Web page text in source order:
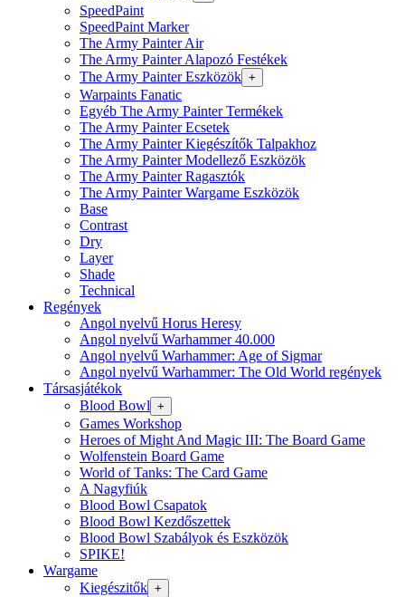
SpeedPaint
SpeedPaint Marker
The Army Painter Air
The Army Painter Alapozó Festékek
The Army Painter Eszközök +
Warpaints Fanatic
Egyéb The Army Painter Termékek
The Army Painter Ecsetek
The Army Painter Kiegészítők Talpakhoz
The Army Painter Modellező Eszközök
The Army Painter Ragasztók
The Army Painter Wargame Eszközök
Base
Contrast
Dry
Layer
Shade
Technical
Regények
Angol nyelvű Horus Heresy
Angol nyelvű Warhammer 40.000
Angol nyelvű Warhammer: Age of Sigmar
Angol nyelvű Warhammer: The Old World regények
Társasjátékok
Blood Bowl +
Games Workshop
Heroes of Might And Magic III: The Board Game
Wolfenstein Board Game
World of Tanks: The Card Game
A Nagyfiúk
Blood Bowl Csapatok
Blood Bowl Kezdőszettek
Blood Bowl Szabályok és Eszközök
SPIKE!
Wargame
Kiegészitők +